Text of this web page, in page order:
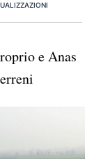
e Anas